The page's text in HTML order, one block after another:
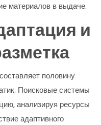
материалов в выдаче.
и
половину
Поисковые системы
анализируя ресурсы
адаптивного